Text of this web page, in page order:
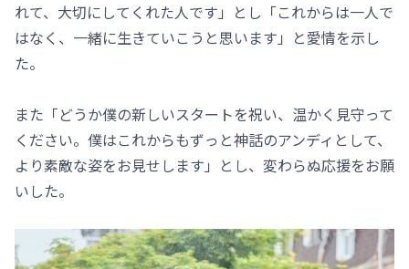
れて、大切にしてくれた人です」とし「これからは一人で
はなく、一緒に生きていこうと思います」と愛情を示し
た。
また「どうか僕の新しいスタートを祝い、温かく見守って
ください。僕はこれからもずっと神話のアンディとして、
より素敵な姿をお見せします」とし、変わらぬ応援をお願
いした。